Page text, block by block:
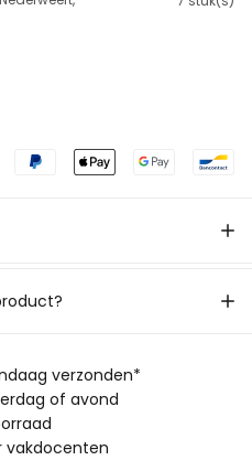
verzonden*
of avond
vakdocenten